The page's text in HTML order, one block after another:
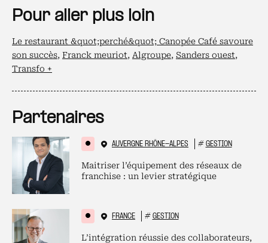
Pour aller plus loin
Le restaurant &quot;perché&quot; Canopée Café savoure
son succès, Franck meuriot, Algroupe, Sanders ouest,
Transfo +
Partenaires
AUVERGNE RHÔNE-ALPES # GESTION
Maitriser l’équipement des réseaux de
franchise : un levier stratégique
FRANCE # GESTION
L’intégration réussie des collaborateurs,